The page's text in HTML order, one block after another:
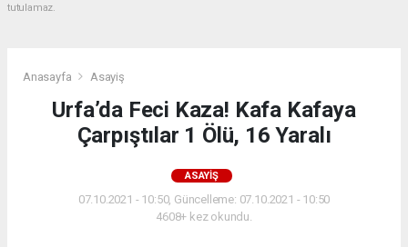
tutulamaz.
Anasayfa Asayiş
Urfa’da Feci Kaza! Kafa Kafaya
Çarpıştılar 1 Ölü, 16 Yaralı
ASAYIŞ
07.10.2021 - 10:50, Güncelleme: 07.10.2021 - 10:50
4608+ kez okundu.